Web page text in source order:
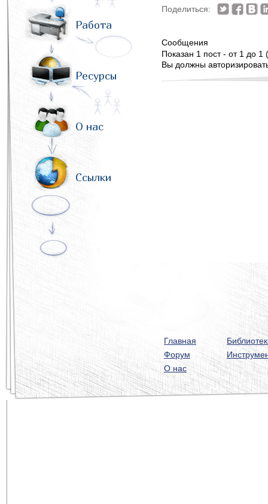
Работа
Ресурсы
О нас
Ссылки
Поделиться:
Сообщения
Показан 1 пост - от 1 до 1
Вы должны
Главная
Форум
О нас